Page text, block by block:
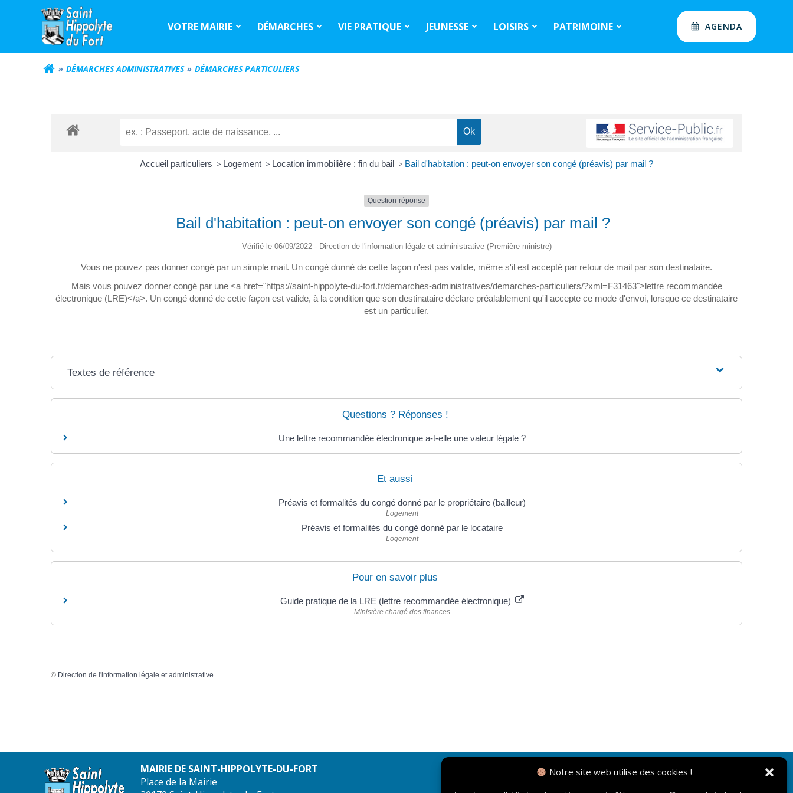
Notre site web utilise des cookies !
VOTRE MAIRIE DÉMARCHES VIE PRATIQUE JEUNESSE LOISIRS PATRIMOINE AGENDA
DÉMARCHES ADMINISTRATIVES DÉMARCHES PARTICULIERS
Accueil particuliers > Logement > Location immobilière : fin du bail > Bail d'habitation : peut-on envoyer son congé (préavis) par mail ?
Question-réponse
Bail d'habitation : peut-on envoyer son congé (préavis) par mail ?
Vérifié le 06/09/2022 - Direction de l'information légale et administrative (Première ministre)
Vous ne pouvez pas donner congé par un simple mail. Un congé donné de cette façon n'est pas valide, même s'il est accepté par retour de mail par son destinataire.
Mais vous pouvez donner congé par une <a href="https://saint-hippolyte-du-fort.fr/demarches-administratives/demarches-particuliers/?xml=F31463">lettre recommandée
électronique (LRE)</a>. Un congé donné de cette façon est valide, à la condition que son destinataire déclare préalablement qu'il accepte ce mode d'envoi, lorsque ce destinataire
est un particulier.
Textes de référence
Questions ? Réponses !
Une lettre recommandée électronique a-t-elle une valeur légale ?
Et aussi
Préavis et formalités du congé donné par le propriétaire (bailleur)
Logement
Préavis et formalités du congé donné par le locataire
Logement
Pour en savoir plus
Guide pratique de la LRE (lettre recommandée électronique)
Ministère chargé des finances
© Direction de l'information légale et administrative
MAIRIE DE SAINT-HIPPOLYTE-DU-FORT
Place de la Mairie
NOUS CONTACTER